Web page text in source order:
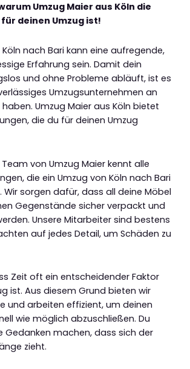
Umzug Maier aus Köln die
deinen Umzug ist!
Köln nach Bari kann eine aufregende,
Erfahrung sein. Damit dein
und ohne Probleme abläuft, ist es
Umzugsunternehmen an
haben. Umzug Maier aus Köln bietet
die du für deinen Umzug
von Umzug Maier kennt alle
die ein Umzug von Köln nach Bari
sorgen dafür, dass all deine Möbel
Gegenstände sicher verpackt und
Unsere Mitarbeiter sind bestens
auf jedes Detail, um Schäden zu
Zeit oft ein entscheidender Faktor
ist. Aus diesem Grund bieten wir
und arbeiten effizient, um deinen
wie möglich abzuschließen. Du
Gedanken machen, dass sich der
zieht.